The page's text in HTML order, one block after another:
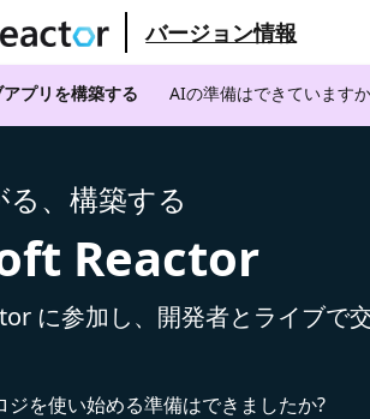
バージョン情報
プリを構築する AIの準備はできています
、構築する
Reactor
に参加し、開発者とライブで
ジを使い始める準備はできましたか?